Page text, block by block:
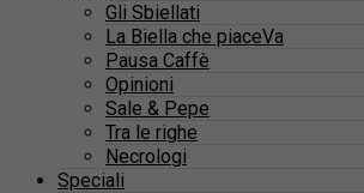
Gli Sbiellati
La Biella che piaceVa
Pausa Caffè
Opinioni
Sale & Pepe
Tra le righe
Necrologi
Speciali